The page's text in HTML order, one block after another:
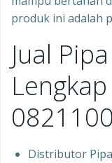
produk ini adalah
Jual
Distributor